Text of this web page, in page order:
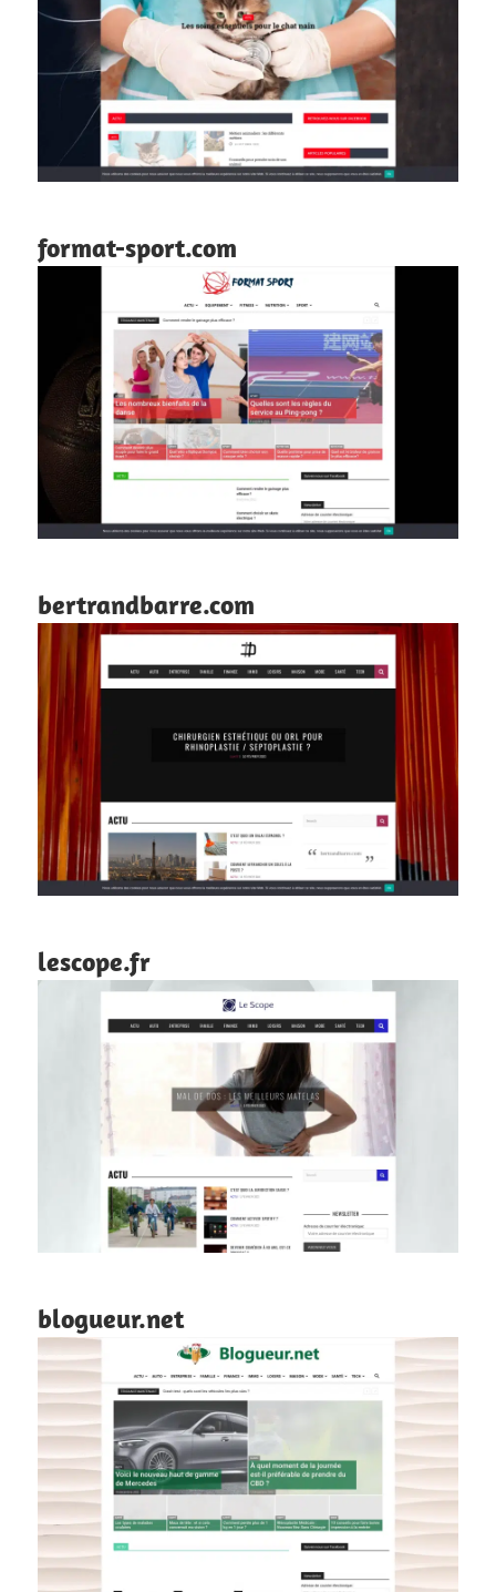
format-sport.com
bertrandbarre.com
lescope.fr
blogueur.net